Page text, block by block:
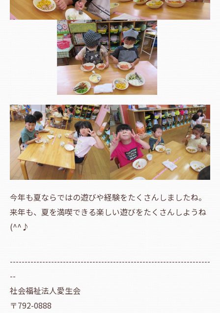
今年も夏ならではの遊びや経験をたくさんしましたね。
来年も、夏を満喫できる楽しい遊びをたくさんしようね
(^^♪
--------------------------------------------------------------------
--
社会福祉法人愛生会
〒792-0888